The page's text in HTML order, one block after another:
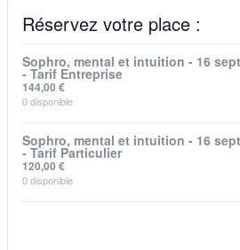
Réservez votre place :
Sophro, mental et intuition - 16
- Tarif Entreprise
144,00 €
0disponible
Sophro, mental et intuition - 16
- Tarif Particulier
120,00 €
0disponible